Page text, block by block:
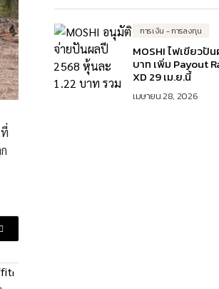
การเงิน - การลงทุน
MOSHI ไฟเขียวปั
บาท เพิ่ม Payout
XD 29 เม.ย.นี้
เมษายน 28, 2026